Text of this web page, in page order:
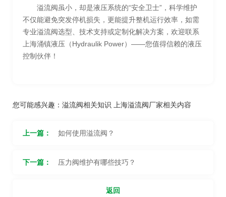
溢流阀虽小，却是液压系统的“安全卫士”，科学维护
不仅能避免突发停机损失，更能提升整机运行效率，如需
专业溢流阀选型、技术支持或定制化解决方案，欢迎联系
上海涌镇液压（Hydraulik Power）——您值得信赖的液压
控制伙伴！
您可能感兴趣： 溢流阀相关知识 上海溢流阀厂家相关内容
上一篇： 如何使用溢流阀？
下一篇： 压力阀维护有哪些技巧？
返回